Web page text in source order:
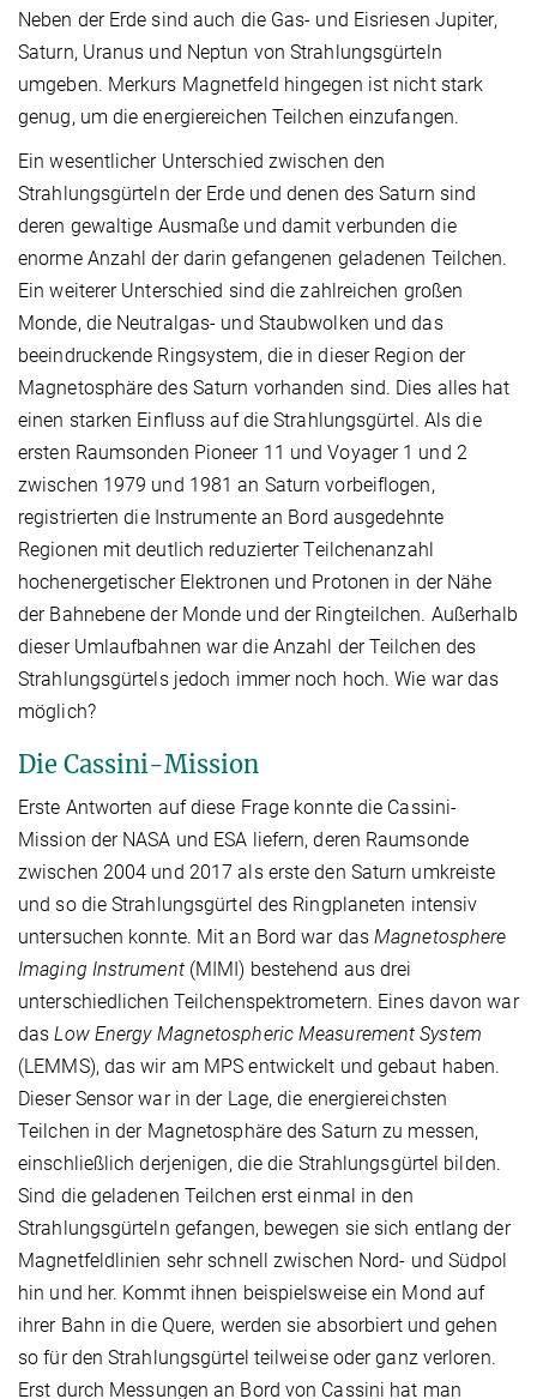
Neben der Erde sind auch die Gas- und Eisriesen Jupiter,
Saturn, Uranus und Neptun von Strahlungsgürteln
umgeben. Merkurs Magnetfeld hingegen ist nicht stark
genug, um die energiereichen Teilchen einzufangen.
Ein wesentlicher Unterschied zwischen den
Strahlungsgürteln der Erde und denen des Saturn sind
deren gewaltige Ausmaße und damit verbunden die
enorme Anzahl der darin gefangenen geladenen Teilchen.
Ein weiterer Unterschied sind die zahlreichen großen
Monde, die Neutralgas- und Staubwolken und das
beeindruckende Ringsystem, die in dieser Region der
Magnetosphäre des Saturn vorhanden sind. Dies alles hat
einen starken Einfluss auf die Strahlungsgürtel. Als die
ersten Raumsonden Pioneer 11 und Voyager 1 und 2
zwischen 1979 und 1981 an Saturn vorbeiflogen,
registrierten die Instrumente an Bord ausgedehnte
Regionen mit deutlich reduzierter Teilchenanzahl
hochenergetischer Elektronen und Protonen in der Nähe
der Bahnebene der Monde und der Ringteilchen. Außerhalb
dieser Umlaufbahnen war die Anzahl der Teilchen des
Strahlungsgürtels jedoch immer noch hoch. Wie war das
möglich?
Die Cassini-Mission
Erste Antworten auf diese Frage konnte die Cassini-
Mission der NASA und ESA liefern, deren Raumsonde
zwischen 2004 und 2017 als erste den Saturn umkreiste
und so die Strahlungsgürtel des Ringplaneten intensiv
untersuchen konnte. Mit an Bord war dasMagnetosphere
Imaging Instrument (MIMI) bestehend aus drei
unterschiedlichen Teilchenspektrometern. Eines davon war
dasLow Energy Magnetospheric Measurement System
(LEMMS), das wir am MPS entwickelt und gebaut haben.
Dieser Sensor war in der Lage, die energiereichsten
Teilchen in der Magnetosphäre des Saturn zu messen,
einschließlich derjenigen, die die Strahlungsgürtel bilden.
Sind die geladenen Teilchen erst einmal in den
Strahlungsgürteln gefangen, bewegen sie sich entlang der
Magnetfeldlinien sehr schnell zwischen Nord- und Südpol
hin und her. Kommt ihnen beispielsweise ein Mond auf
ihrer Bahn in die Quere, werden sie absorbiert und gehen
so für den Strahlungsgürtel teilweise oder ganz verloren.
Erst durch Messungen an Bord von Cassini hat man